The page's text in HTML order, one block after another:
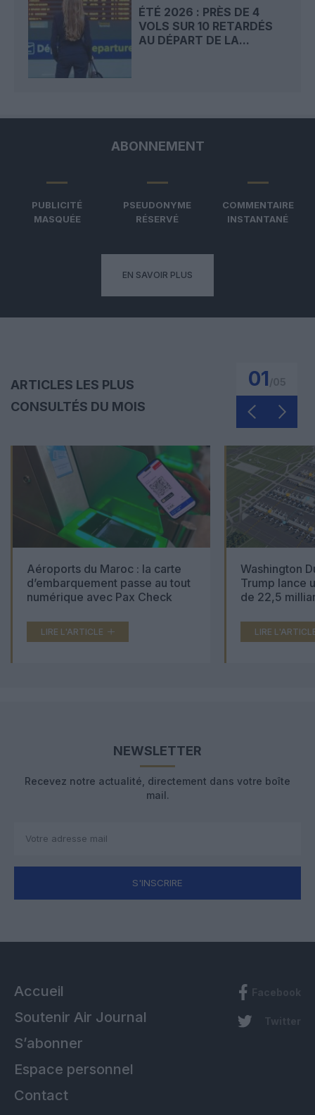
ÉTÉ 2026 : PRÈS DE 4
VOLS SUR 10 RETARDÉS
AU DÉPART DE LA...
ABONNEMENT
PUBLICITÉ
MASQUÉE
PSEUDONYME
RÉSERVÉ
COMMENTAIRE
INSTANTANÉ
EN SAVOIR PLUS
ARTICLES LES PLUS
CONSULTÉS DU MOIS
01
Aéroports du Maroc : la carte
d’embarquement passe au tout
numérique avec Pax Check
LIRE L'ARTICLE
Washington
Trump lance
de 22,5
LIRE
NEWSLETTER
Recevez notre actualité, directement dans votre boîte
mail.
S'INSCRIRE
Accueil
Soutenir Air Journal
S’abonner
Espace personnel
Contact